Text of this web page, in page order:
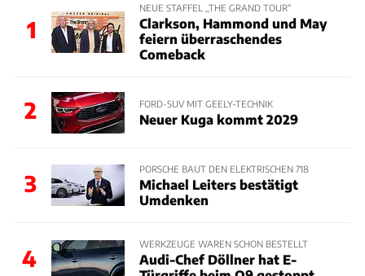
1
NEUE STAFFEL „THE GRAND TOUR“
Clarkson, Hammond und May
feiern überraschendes
Comeback
2 FORD-SUV MIT GEELY-TECHNIK
Neuer Kuga kommt 2029
3
PORSCHE BAUT DEN ELEKTRISCHEN 718
Michael Leiters bestätigt
Umdenken
4
WERKZEUGE WAREN SCHON BESTELLT
Audi-Chef Döllner hat E-